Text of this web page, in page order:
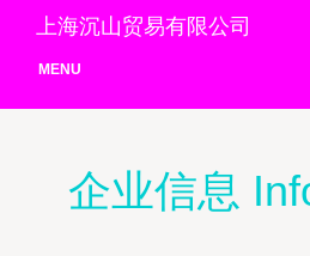
上海沉山贸易有限公司
MENU
企业信息